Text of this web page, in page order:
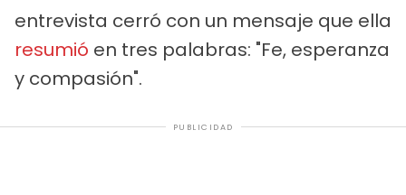
entrevista cerró con un mensaje que ella
resumió en tres palabras: "Fe, esperanza
y compasión".
PUBLICIDAD